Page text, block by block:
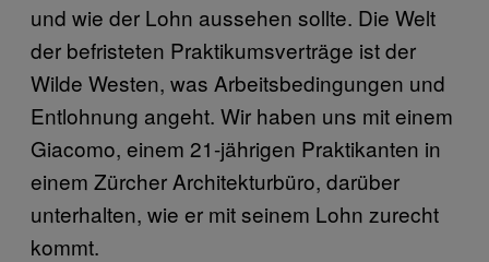
und wie der Lohn aussehen sollte. Die Welt
der befristeten Praktikumsverträge ist der
Wilde Westen, was Arbeitsbedingungen und
Entlohnung angeht. Wir haben uns mit einem
Giacomo, einem 21-jährigen Praktikanten in
einem Zürcher Architekturbüro, darüber
unterhalten, wie er mit seinem Lohn zurecht
kommt.